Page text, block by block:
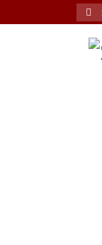
Suche
nach: